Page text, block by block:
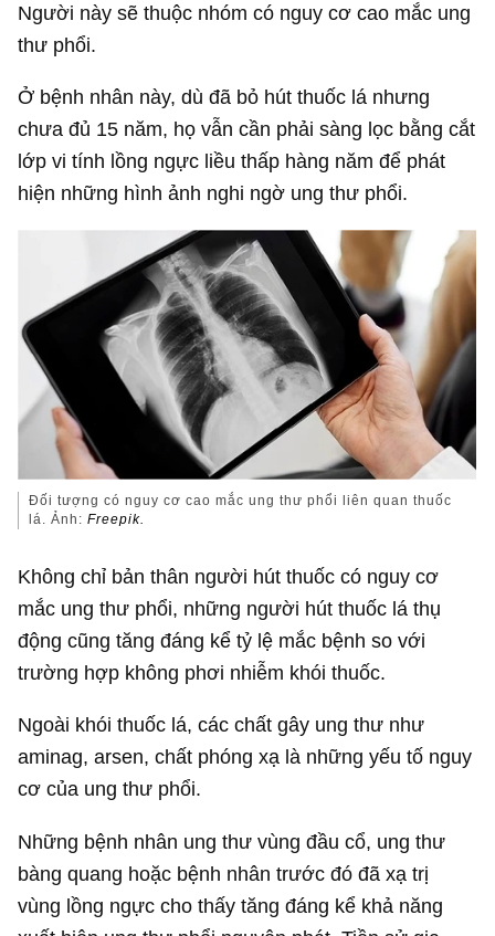
Người này sẽ thuộc nhóm có nguy cơ cao mắc ung
thư phổi.
Ở bệnh nhân này, dù đã bỏ hút thuốc lá nhưng
chưa đủ 15 năm, họ vẫn cần phải sàng lọc bằng cắt
lớp vi tính lồng ngực liều thấp hàng năm để phát
hiện những hình ảnh nghi ngờ ung thư phổi.
Đối tượng có nguy cơ cao mắc ung thư phổi liên quan thuốc
lá. Ảnh:Freepik.
Không chỉ bản thân người hút thuốc có nguy cơ
mắc ung thư phổi, những người hút thuốc lá thụ
động cũng tăng đáng kể tỷ lệ mắc bệnh so với
trường hợp không phơi nhiễm khói thuốc.
Ngoài khói thuốc lá, các chất gây ung thư như
aminag, arsen, chất phóng xạ là những yếu tố nguy
cơ của ung thư phổi.
Những bệnh nhân ung thư vùng đầu cổ, ung thư
bàng quang hoặc bệnh nhân trước đó đã xạ trị
vùng lồng ngực cho thấy tăng đáng kể khả năng